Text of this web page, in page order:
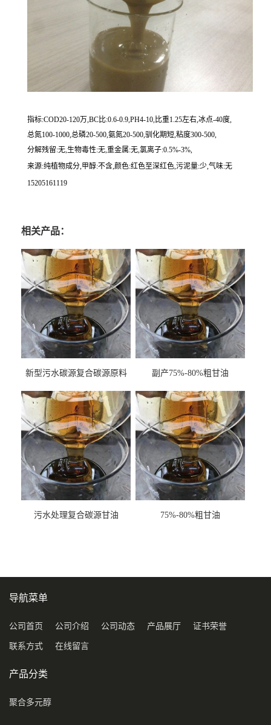
指标:COD20-120万,BC比:0.6-0.9,PH4-10,比重1.25左右,冰点-40度,
总氮100-1000,总磷20-500,氨氮20-500,驯化期短,粘度300-500,
分解残留:无,生物毒性:无,重金属:无,氯离子:0.5%-3%,
来源:纯植物成分,甲醇:不含,颜色:红色至深红色,污泥量:少,气味:无
15205161119
相关产品：
新型污水碳源复合碳源原料
副产75%-80%粗甘油
污水处理复合碳源甘油
75%-80%粗甘油
导航菜单
公司首页 公司介绍 公司动态 产品展厅 证书荣誉
联系方式 在线留言
产品分类
聚合多元醇